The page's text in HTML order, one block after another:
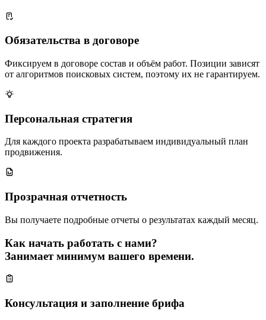
Обязательства в договоре
Фиксируем в договоре состав и объём работ. Позиции зависят
от алгоритмов поисковых систем, поэтому их не гарантируем.
Персональная стратегия
Для каждого проекта разрабатываем индивидуальный план
продвижения.
Прозрачная отчетность
Вы получаете подробные отчеты о результатах каждый месяц.
Как начать работать с нами?
Занимает минимум вашего времени.
Консультация и заполнение брифа